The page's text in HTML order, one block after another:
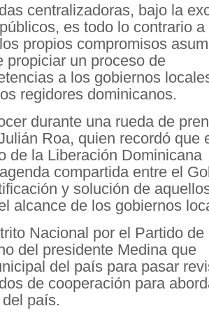
centralizadoras, bajo la
es todo lo contrario a
propios compromisos
propiciar un proceso de
a los gobiernos
regidores dominicanos.
durante una rueda de
Roa, quien recordó que
de la Liberación Dominicana
compartida entre el
y solución de
alcance de los gobiernos
Nacional por el Partido de
del presidente Medina que
del país para pasar
de cooperación para
país.